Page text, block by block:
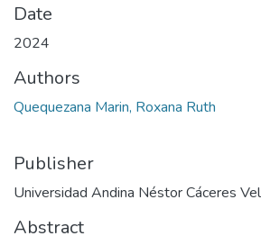
Date
2024
Authors
Quequezana Marin, Roxana Ruth
Publisher
Universidad Andina Néstor Cáceres
Abstract